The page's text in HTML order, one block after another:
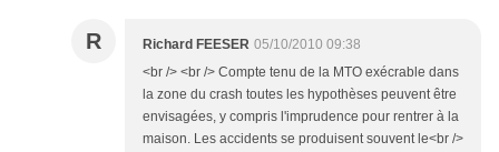
R Richard FEESER 05/10/2010 09:38
<br /> <br /> Compte tenu de la MTO exécrable dans
la zone du crash toutes les hypothèses peuvent être
envisagées, y compris l'imprudence pour rentrer à la
maison. Les accidents se produisent souvent le<br />